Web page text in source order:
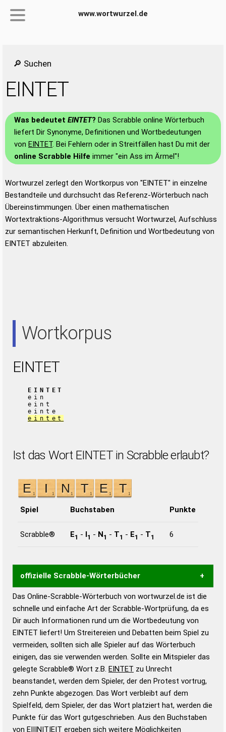
www.wortwurzel.de
🔎 Suchen
EINTET
Was bedeutet EINTET? Das Scrabble online Wörterbuch
liefert Dir Synonyme, Definitionen und Wortbedeutungen
von EINTET. Bei Fehlern oder in Streitfällen hast Du mit der
online Scrabble Hilfe immer "ein Ass im Ärmel"!
Wortwurzel zerlegt den Wortkorpus von "EINTET" in einzelne
Bestandteile und durchsucht das Referenz-Wörterbuch nach
Übereinstimmungen. Über einen mathematischen
Wortextraktions-Algorithmus versucht Wortwurzel, Aufschluss
zur semantischen Herkunft, Definition und Wortbedeutung von
EINTET abzuleiten.
Wortkorpus
EINTET
EINTET
ein
eint
einte
eintet
Ist das Wort EINTET in Scrabble erlaubt?
Spiel Buchstaben Punkte
Scrabble® E1 - I1 - N1 - T1 - E1 - T1 6
offizielle Scrabble-Wörterbücher
Wortwurzel liefert mit Hilfe eines semantischen
Wortanalyse-Algorithmus gute Anhaltspunkte zu
Wortbedeutung, Worttrennung und Wortform, um die
Gültigkeit eines Wortes für das Scrabble-Spiel zu
bestimmen!
zugelassene Turnier Scrabble-
Wörterbücher sind:
Duden – Standardwerk in 12 Bänden
Duden – Richtiges und gutes
Deutsch
Duden – Die deutsche Grammatik
Das Online-Scrabble-Wörterbuch von wortwurzel.de ist die
schnelle und einfache Art der Scrabble-Wortprüfung, da es
Dir auch Informationen rund um die Wortbedeutung von
EINTET liefert! Um Streitereien und Debatten beim Spiel zu
vermeiden, sollten sich alle Spieler auf das Wörterbuch
einigen, das sie verwenden werden. Sollte ein Mitspieler das
gelegte Scrabble® Wort z.B. EINTET zu Unrecht
beanstandet, werden dem Spieler, der den Protest vortrug,
zehn Punkte abgezogen. Das Wort verbleibt auf dem
Spielfeld, dem Spieler, der das Wort platziert hat, werden die
Punkte für das Wort gutgeschrieben. Aus den Buchstaben
von E|I|N|T|E|T ergeben sich weitere Möglichkeiten